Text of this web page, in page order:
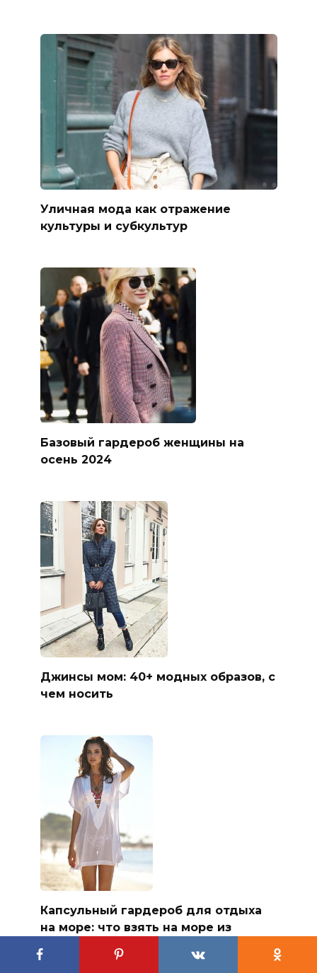
Уличная мода как отражение
культуры и субкультур
Базовый гардероб женщины на
осень 2024
Джинсы мом: 40+ модных образов, с
чем носить
Капсульный гардероб для отдыха
на море: что взять на море из